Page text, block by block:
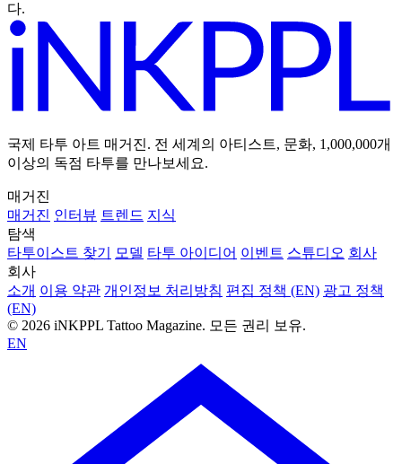
다.
국제 타투 아트 매거진. 전 세계의 아티스트, 문화, 1,000,000개
이상의 독점 타투를 만나보세요.
매거진
매거진 인터뷰 트렌드 지식
탐색
타투이스트 찾기
모델 타투 아이디어 이벤트 스튜디오 회사
회사
소개 이용 약관 개인정보 처리방침 편집 정책 (EN) 광고 정책
(EN)
© 2026 iNKPPL Tattoo Magazine. 모든 권리 보유.
EN